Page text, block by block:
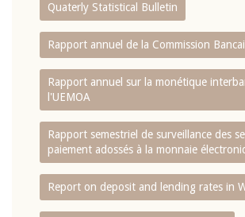
Quaterly Statistical Bulletin
Rapport annuel de la Commission
Rapport annuel sur la monétique
l'UEMOA
Rapport semestriel de surveillance des
paiement adossés à la monnaie
Report on deposit and lending rates in